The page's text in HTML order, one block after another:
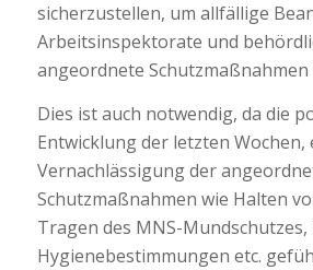
sicherzustellen, um allfällige
Arbeitsinspektorate und
angeordnete Schutzmaßnahmen
Dies ist auch notwendig, da die
Entwicklung der letzten Wochen,
Vernachlässigung der
Schutzmaßnahmen wie Halten
Tragen des MNS-
Hygienebestimmungen etc.